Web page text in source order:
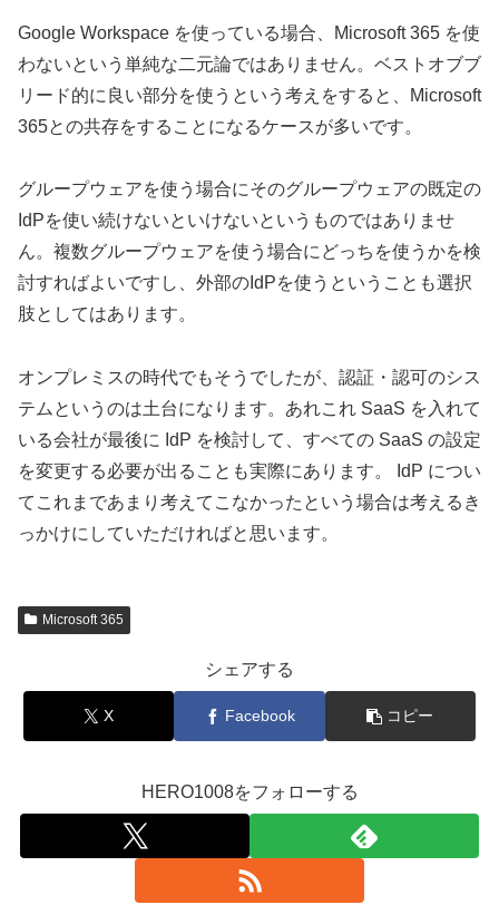
Google Workspace を使っている場合、Microsoft 365 を使
わないという単純な二元論ではありません。ベストオブブ
リード的に良い部分を使うという考えをすると、Microsoft
365との共存をすることになるケースが多いです。
グループウェアを使う場合にそのグループウェアの既定の
IdPを使い続けないといけないというものではありませ
ん。複数グループウェアを使う場合にどっちを使うかを検
討すればよいですし、外部のIdPを使うということも選択
肢としてはあります。
オンプレミスの時代でもそうでしたが、認証・認可のシス
テムというのは土台になります。あれこれ SaaS を入れて
いる会社が最後に IdP を検討して、すべての SaaS の設定
を変更する必要が出ることも実際にあります。 IdP につい
てこれまであまり考えてこなかったという場合は考えるき
っかけにしていただければと思います。
Microsoft 365
シェアする
X Facebook コピー
HERO1008をフォローする